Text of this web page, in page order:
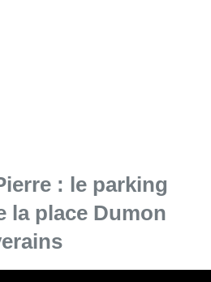
: le parking
la place Dumon